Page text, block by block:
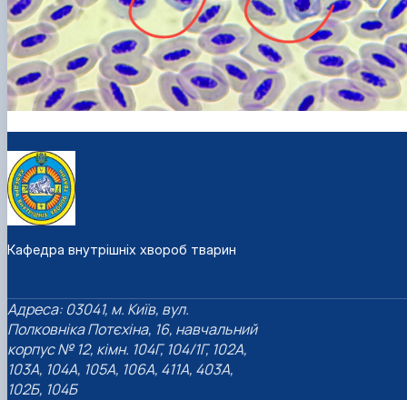
Кафедра внутрішніх хвороб тварин
Адреса: 03041, м. Київ, вул.
Полковніка Потєхіна, 16, навчальний
корпус № 12, кімн. 104Г, 104/1Г, 102А,
103А, 104А, 105А, 106А, 411А, 403А,
102Б, 104Б